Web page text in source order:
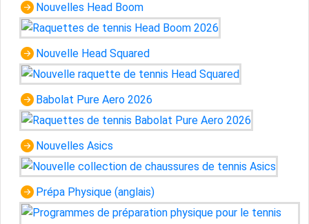
Nouvelles Head Boom
Nouvelle Head Squared
Babolat Pure Aero 2026
Nouvelles Asics
Prépa Physique (anglais)